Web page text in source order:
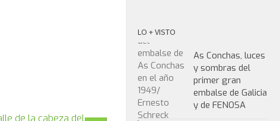
LO + VISTO
As Conchas, luces
y sombras del
primer gran
embalse de Galicia
y de FENOSA